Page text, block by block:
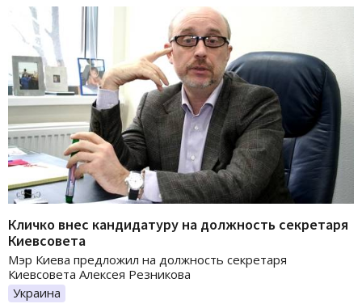
Кличко внес кандидатуру на должность секретаря
Киевсовета
Мэр Киева предложил на должность секретаря
Киевсовета Алексея Резникова
Украина